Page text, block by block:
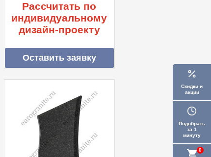
Скидки и
акции
Подобрать
за 1
минуту
0
Рассчитать по
индивидуальному
дизайн-проекту
Оставить заявку